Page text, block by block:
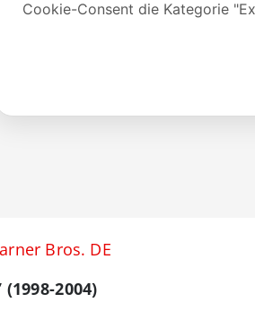
Bros. DE
2004)